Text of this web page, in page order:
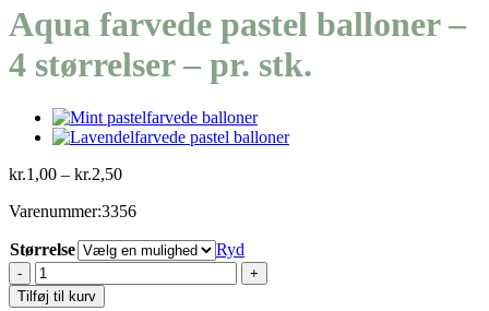
Aqua farvede pastel balloner –
4 størrelser – pr. stk.
kr.1,00 – kr.2,50Prisinterval:
til
Varenummer:3356
Størrelse
Ryd
Aqua
farvede
Tilføj til kurv